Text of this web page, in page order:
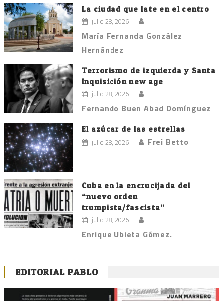
La ciudad que late en el centro
julio 28, 2026
María Fernanda González
Hernández
Terrorismo de izquierda y Santa
Inquisición new age
julio 28, 2026
Fernando Buen Abad Domínguez
El azúcar de las estrellas
julio 28, 2026 Frei Betto
Cuba en la encrucijada del
“nuevo orden
trumpista/fascista”
julio 28, 2026
Enrique Ubieta Gómez.
EDITORIAL PABLO